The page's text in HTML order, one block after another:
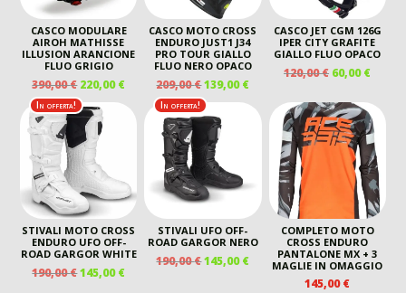
CASCO MODULARE
AIROH MATHISSE
ILLUSION ARANCIONE
FLUO GRIGIO
390,00€ IL
PREZZO
ORIGINALE
ERA:
390,00 €.
220,00€IL
PREZZO
ATTUALE
220,00 €.
CASCO MOTO CROSS
ENDURO JUST1 J34
PRO TOUR GIALLO
FLUO NERO OPACO
209,00€IL
PREZZO
ORIGINALE
ERA:
209,00 €.
139,00€IL
PREZZO
ATTUALE
139,00 €.
CASCO JET CGM 126G
IPER CITY GRAFITE
GIALLO FLUO OPACO
120,00€ IL
ORIGINALE
ERA:
120,00 €.
60,00€IL
È:
60,00
In offerta!
STIVALI MOTO CROSS
ENDURO UFO OFF-
ROAD GARGOR WHITE
190,00€IL
145,00€IL
In offerta!
STIVALI UFO OFF-
ROAD GARGOR NERO
190,00€IL
145,00€IL
COMPLETO MOTO
CROSS ENDURO
PANTALONE MX + 3
MAGLIE IN OMAGGIO
145,00€